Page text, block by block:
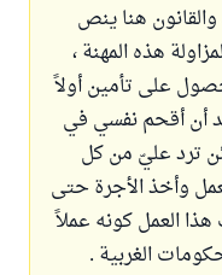
هنا ينص
هذه المهنة ،
على تأمين أولاً
أن أقحم نفسي في
ترد عليّ من كل
وأخذ الأجرة حتى
العمل كونه عملاً
الغربية .